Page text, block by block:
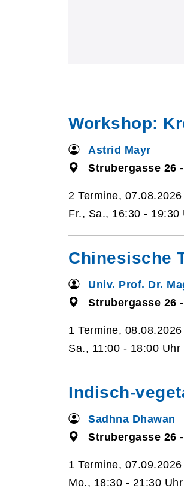
Workshop:
Astrid Mayr
Strubergasse 26
2 Termine,
Fr., Sa., 16:30 - 19:30
Chinesische
Univ. Prof. Dr.
Strubergasse 26
1 Termine, 08.08.2026
Sa., 11:00 - 18:00 Uhr
Indisch-
Sadhna Dhawan
Strubergasse 26
1 Termine, 07.09.2026
Mo., 18:30 - 21:30 Uhr